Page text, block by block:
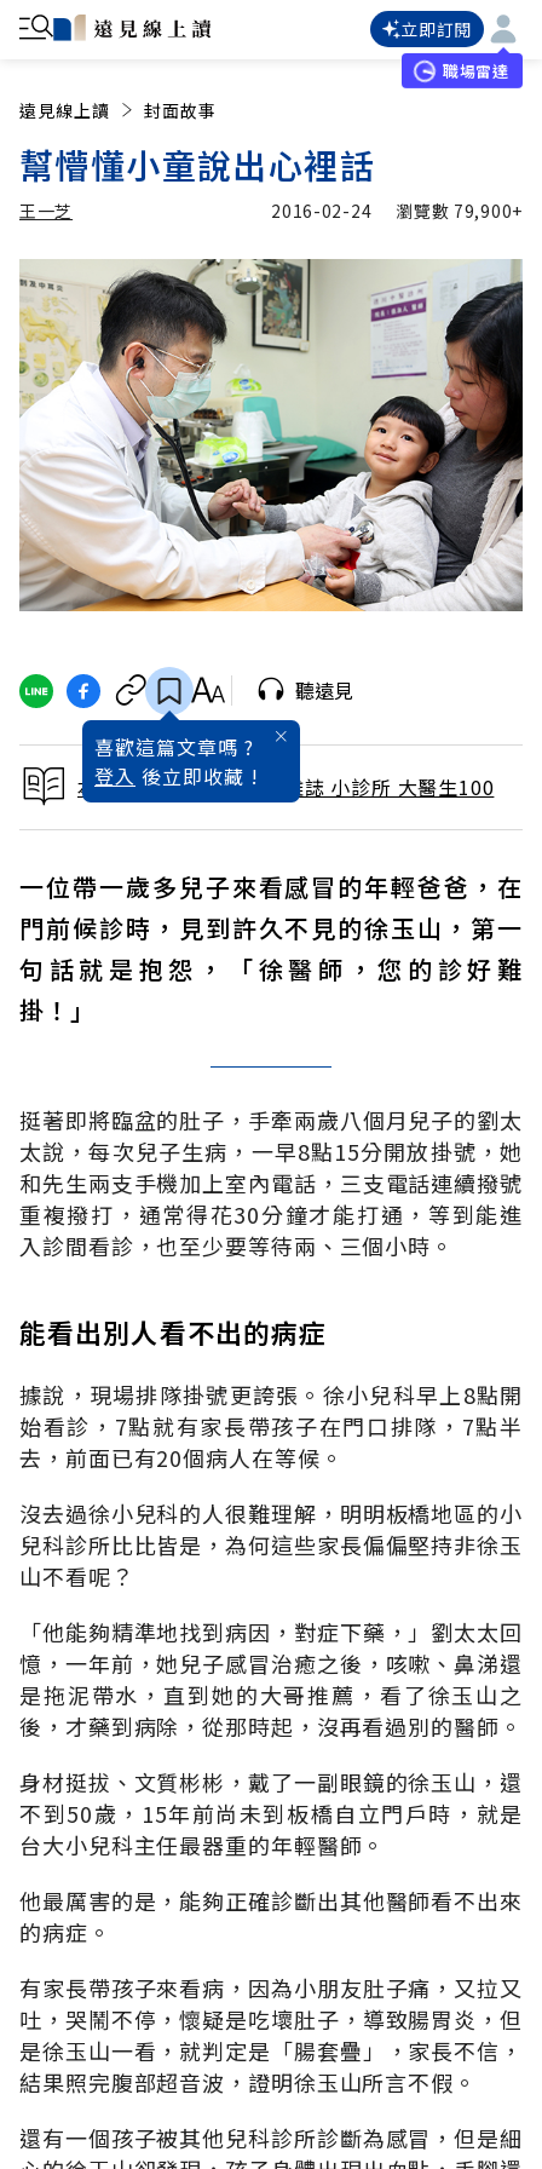
立即訂閱
職場雷達
遠見線上讀 封面故事
幫懵懂小童說出心裡話
王一芝
王一芝 加入追蹤
2016-02-24 瀏覽數 79,900+
喜歡這篇文章嗎 ?
登入 後立即收藏 !
聽遠見
本文出自 2016 / 3月號雜誌 小診所 大醫生100
一位帶一歲多兒子來看感冒的年輕爸爸，在
門前候診時，見到許久不見的徐玉山，第一
句話就是抱怨，「徐醫師，您的診好難
掛！」
挺著即將臨盆的肚子，手牽兩歲八個月兒子的劉太
太說，每次兒子生病，一早8點15分開放掛號，她
和先生兩支手機加上室內電話，三支電話連續撥號
重複撥打，通常得花30分鐘才能打通，等到能進
入診間看診，也至少要等待兩、三個小時。
能看出別人看不出的病症
據說，現場排隊掛號更誇張。徐小兒科早上8點開
始看診，7點就有家長帶孩子在門口排隊，7點半
去，前面已有20個病人在等候。
沒去過徐小兒科的人很難理解，明明板橋地區的小
兒科診所比比皆是，為何這些家長偏偏堅持非徐玉
山不看呢？
「他能夠精準地找到病因，對症下藥，」劉太太回
憶，一年前，她兒子感冒治癒之後，咳嗽、鼻涕還
是拖泥帶水，直到她的大哥推薦，看了徐玉山之
後，才藥到病除，從那時起，沒再看過別的醫師。
身材挺拔、文質彬彬，戴了一副眼鏡的徐玉山，還
不到50歲，15年前尚未到板橋自立門戶時，就是
台大小兒科主任最器重的年輕醫師。
他最厲害的是，能夠正確診斷出其他醫師看不出來
的病症。
有家長帶孩子來看病，因為小朋友肚子痛，又拉又
吐，哭鬧不停，懷疑是吃壞肚子，導致腸胃炎，但
是徐玉山一看，就判定是「腸套疊」，家長不信，
結果照完腹部超音波，證明徐玉山所言不假。
還有一個孩子被其他兒科診所診斷為感冒，但是細